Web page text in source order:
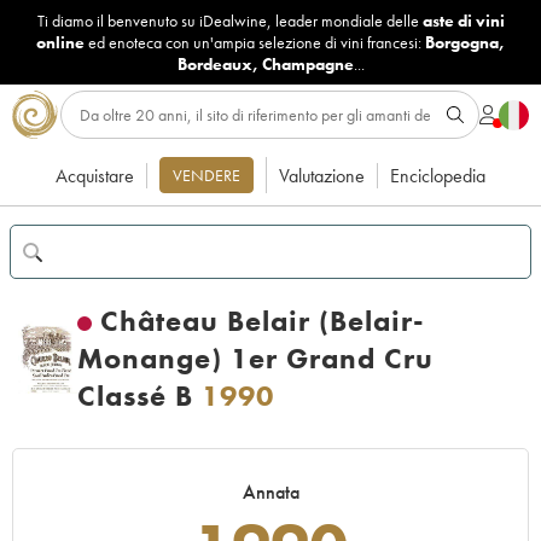
Ti diamo il benvenuto su iDealwine, leader mondiale delle aste di vini
onlineed enoteca con un'ampia selezione di vini francesi: Borgogna,
Bordeaux, Champagne...
Acquistare VENDERE Valutazione Enciclopedia
Château Belair (Belair-
Monange) 1er Grand Cru
Classé B 1990
Annata